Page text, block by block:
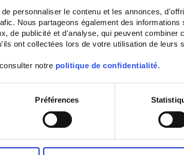
personnaliser le contenu et les annonces,
Nous partageons également des
de publicité et d'analyse, qui peuvent
ont collectées lors de votre utilisation de leurs
notre politique de confidentialité.
Préférences